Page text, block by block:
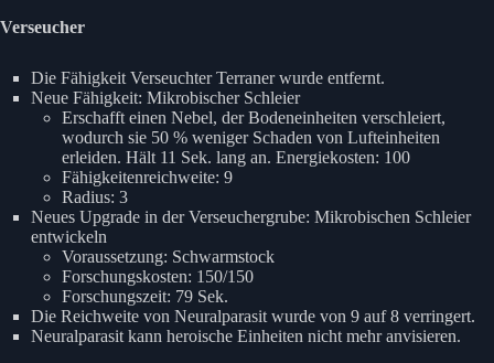
Verseucher
Die Fähigkeit Verseuchter Terraner wurde entfernt.
Neue Fähigkeit: Mikrobischer Schleier
Erschafft einen Nebel, der Bodeneinheiten verschleiert,
wodurch sie 50 % weniger Schaden von Lufteinheiten
erleiden. Hält 11 Sek. lang an. Energiekosten: 100
Fähigkeitenreichweite: 9
Radius: 3
Neues Upgrade in der Verseuchergrube: Mikrobischen Schleier
entwickeln
Voraussetzung: Schwarmstock
Forschungskosten: 150/150
Forschungszeit: 79 Sek.
Die Reichweite von Neuralparasit wurde von 9 auf 8 verringert.
Neuralparasit kann heroische Einheiten nicht mehr anvisieren.